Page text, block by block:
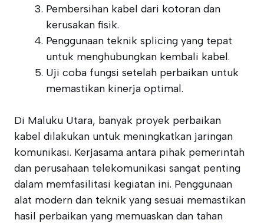
Pembersihan kabel dari kotoran dan
kerusakan fisik.
Penggunaan teknik splicing yang tepat
untuk menghubungkan kembali kabel.
Uji coba fungsi setelah perbaikan untuk
memastikan kinerja optimal.
Di Maluku Utara, banyak proyek perbaikan
kabel dilakukan untuk meningkatkan jaringan
komunikasi. Kerjasama antara pihak pemerintah
dan perusahaan telekomunikasi sangat penting
dalam memfasilitasi kegiatan ini. Penggunaan
alat modern dan teknik yang sesuai memastikan
hasil perbaikan yang memuaskan dan tahan